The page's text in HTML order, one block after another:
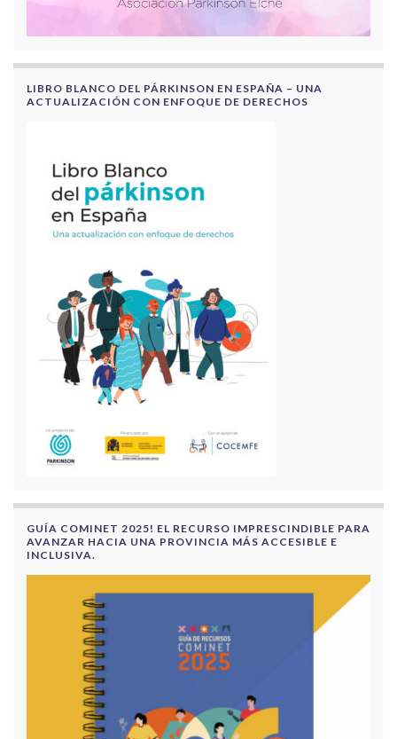
LIBRO BLANCO DEL PÁRKINSON EN ESPAÑA – UNA
ACTUALIZACIÓN CON ENFOQUE DE DERECHOS
GUÍA COMINET 2025! EL RECURSO IMPRESCINDIBLE PARA
AVANZAR HACIA UNA PROVINCIA MÁS ACCESIBLE E
INCLUSIVA.